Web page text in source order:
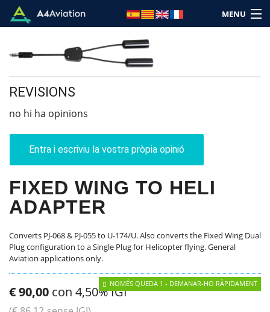
MENU
Marca
Categoria
Inici
Entra
Carret: (Buit)
REVISIONS
no hi ha opinions
Entra i escriviu la vostra pròpia opinió
FIXED WING TO HELI
ADAPTER
Converts PJ-068 & PJ-055 to U-174/U. Also converts the Fixed Wing Dual
Plug configuration to a Single Plug for Helicopter flying. General
Aviation applications only.
€90,00 con 4,50% IGI
NOMÉS QUEDA 1 - DEMANAR-HO RÀPIDAMENT